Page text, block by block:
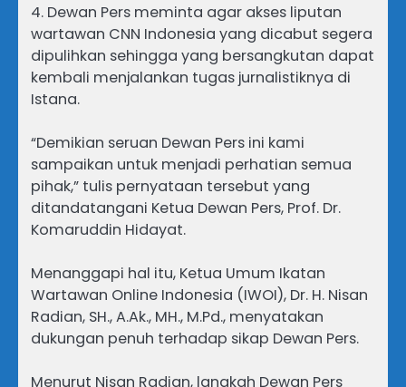
4. Dewan Pers meminta agar akses liputan
wartawan CNN Indonesia yang dicabut segera
dipulihkan sehingga yang bersangkutan dapat
kembali menjalankan tugas jurnalistiknya di
Istana.
“Demikian seruan Dewan Pers ini kami
sampaikan untuk menjadi perhatian semua
pihak,” tulis pernyataan tersebut yang
ditandatangani Ketua Dewan Pers, Prof. Dr.
Komaruddin Hidayat.
Menanggapi hal itu, Ketua Umum Ikatan
Wartawan Online Indonesia (IWOI), Dr. H. Nisan
Radian, SH., A.Ak., MH., M.Pd., menyatakan
dukungan penuh terhadap sikap Dewan Pers.
Menurut Nisan Radian, langkah Dewan Pers